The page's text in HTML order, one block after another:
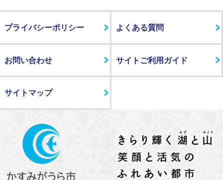
プライバシーポリシー よくある質問
お問い合わせ サイトご利用ガイド
サイトマップ